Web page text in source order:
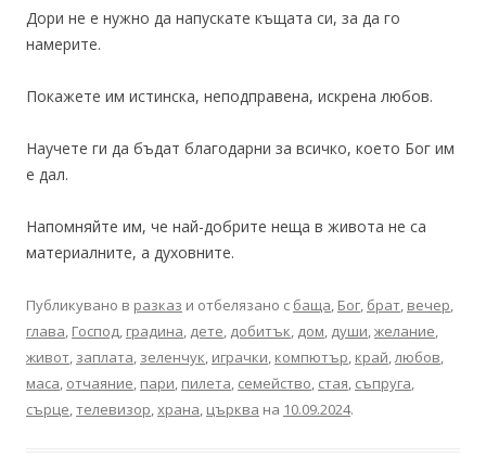
Дори не е нужно да напускате къщата си, за да го
намерите.
Покажете им истинска, неподправена, искрена любов.
Научете ги да бъдат благодарни за всичко, което Бог им
е дал.
Напомняйте им, че най-добрите неща в живота не са
материалните, а духовните.
Публикувано в разказ и отбелязано с баща, Бог, брат, вечер,
глава, Господ, градина, дете, добитък, дом, души,желание,
живот, заплата, зеленчук, играчки, компютър, край,любов,
маса, отчаяние, пари, пилета, семейство, стая, съпруга,
сърце,телевизор,храна, църква на 10.09.2024.